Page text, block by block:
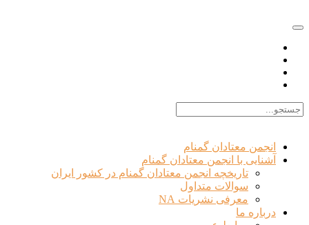
انجمن معتادان گمنام
آشنایی با انجمن معتادان گمنام
تاریخچه انجمن معتادان گمنام در کشور ایران
سوالات متداول
معرفی نشریات NA
درباره ما